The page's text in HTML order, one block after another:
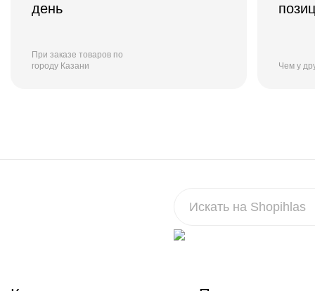
день
При заказе товаров по
городу Казани
Чем у